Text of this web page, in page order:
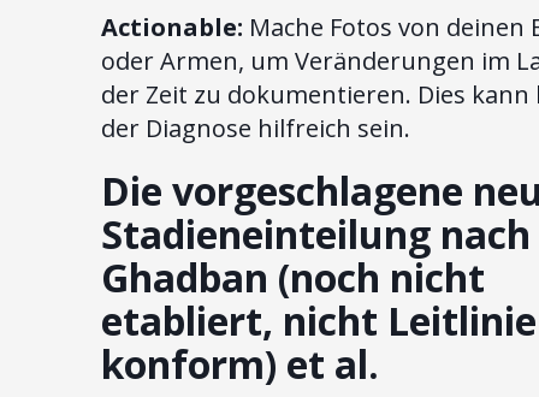
Actionable: Mache Fotos von deinen
oder Armen, um Veränderungen im
der Zeit zu dokumentieren. Dies kann
der Diagnose hilfreich sein.
Die vorgeschlagene
Stadieneinteilung nach
Ghadban (noch nicht
etabliert, nicht
konform) et al.